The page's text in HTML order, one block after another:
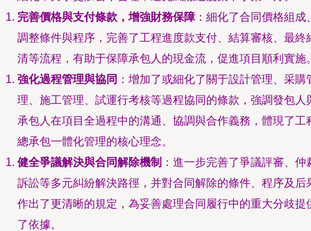
完善價格與支付條款，增強財務保障：細化了合同價格組成
調整條件與程序，完善了工程進度款支付、結算審核、最終
清等流程，有助于保障承包人的現金流，促進項目順利實施
強化過程管理與協同 ：增加了或細化了關于設計管理、采購
理、施工管理、試運行考核等過程協同的條款，強調發包人
承包人在項目全過程中的溝通、協調與合作義務，體現了工
總承包一體化管理的核心理念。
健全爭議解決與合同解除機制 ：進一步完善了爭議評審、仲
訴訟等多元糾紛解決路徑，并對合同解除的條件、程序及后
作出了更清晰的規定，為妥善處理合同履行中的重大分歧提
了依據。